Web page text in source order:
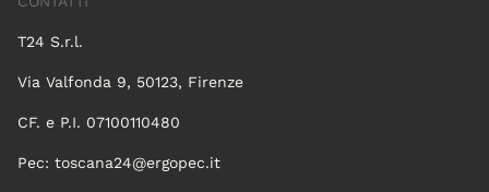
T24 S.r.l.
Via Valfonda 9, 50123, Firenze
CF. e P.I. 07100110480
Pec: toscana24@ergopec.it